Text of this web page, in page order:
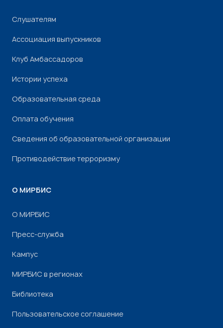
Слушателям
Ассоциация выпускников
Клуб Амбассадоров
Истории успеха
Образовательная среда
Оплата обучения
Сведения об образовательной организации
Противодействие терроризму
О МИРБИС
О МИРБИС
Пресс-служба
Кампус
МИРБИС в регионах
Библиотека
Пользовательское соглашение